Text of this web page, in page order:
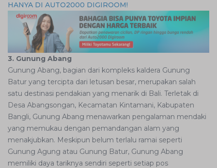
HANYA DI AUTO2000 DIGIROOM!
3. Gunung Abang
Gunung Abang, bagian dari kompleks kaldera Gunung
Batur yang tercipta dari letusan besar, merupakan salah
satu destinasi pendakian yang menarik di Bali. Terletak di
Desa Abangsongan, Kecamatan Kintamani, Kabupaten
Bangli, Gunung Abang menawarkan pengalaman mendaki
yang memukau dengan pemandangan alam yang
menakjubkan. Meskipun belum terlalu ramai seperti
Gunung Agung atau Gunung Batur, Gunung Abang
memiliki daya tariknya sendiri seperti setiap pos